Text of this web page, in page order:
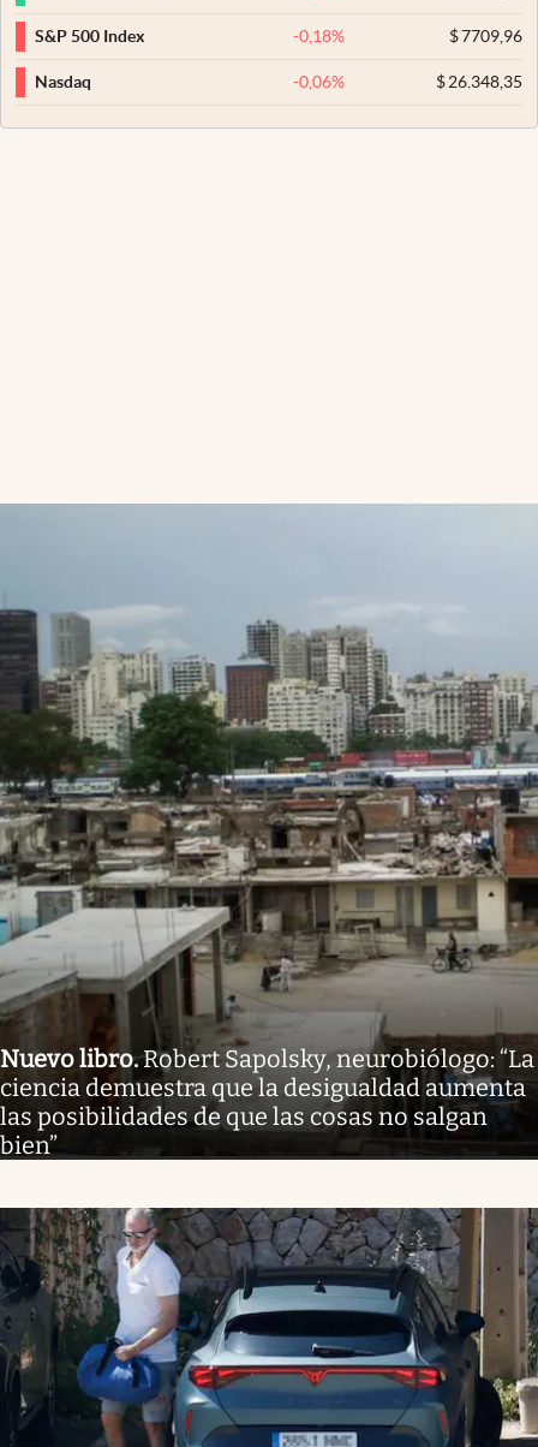
S&P 500 Index -0,18% $7709,96
Nasdaq -0,06% $26.348,35
Nuevo libro.Robert Sapolsky, neurobiólogo: “La
ciencia demuestra que la desigualdad aumenta
las posibilidades de que las cosas no salgan
bien”